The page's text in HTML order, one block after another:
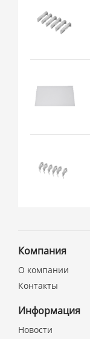
Компания
О компании
Контакты
Информация
Новости